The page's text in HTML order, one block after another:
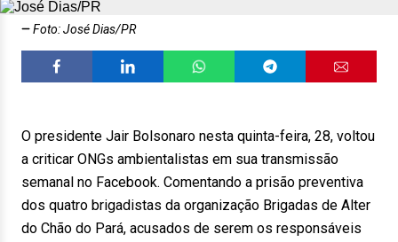
Foto: José Dias/PR
O presidente Jair Bolsonaro nesta quinta-feira, 28, voltou
a criticar ONGs ambientalistas em sua transmissão
semanal no Facebook. Comentando a prisão preventiva
dos quatro brigadistas da organização Brigadas de Alter
do Chão do Pará, acusados de serem os responsáveis